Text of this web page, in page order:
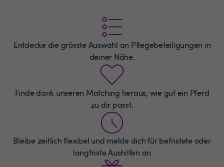
Entdecke die grösste Auswahl an Pflegebeteiligungen in
deiner Nähe.
Finde dank unseren Matching heraus, wie gut ein Pferd
zu dir passt.
Bleibe zeitlich flexibel und melde dich für befristete oder
langfriste Aushilfen an